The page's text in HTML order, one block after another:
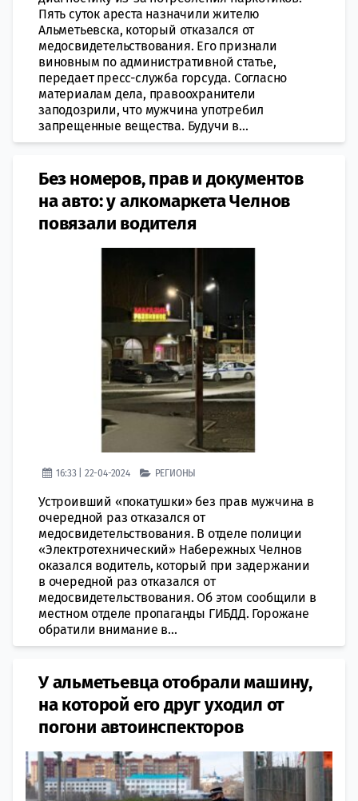
Пять суток ареста назначили жителю
Альметьевска, который отказался от
медосвидетельствования. Его признали
виновным по административной статье,
передает пресс-служба горсуда. Согласно
материалам дела, правоохранители
заподозрили, что мужчина употребил
запрещенные вещества. Будучи в...
Без номеров, прав и документов
на авто: у алкомаркета Челнов
повязали водителя
16:33 | 22-04-2024 РЕГИОНЫ
Устроивший «покатушки» без прав мужчина в
очередной раз отказался от
медосвидетельствования. В отделе полиции
«Электротехнический» Набережных Челнов
оказался водитель, который при задержании
в очередной раз отказался от
медосвидетельствования. Об этом сообщили в
местном отделе пропаганды ГИБДД. Горожане
обратили внимание в...
У альметьевца отобрали машину,
на которой его друг уходил от
погони автоинспекторов